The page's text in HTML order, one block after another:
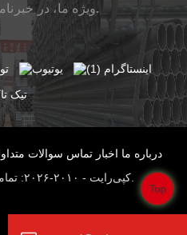
ویژه ما، در خبرنامه ما عضو شوید.
درباره ما اخبار تماس سوالات
Top